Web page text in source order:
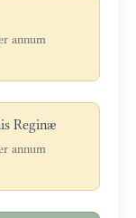
annum
Reginæ
annum